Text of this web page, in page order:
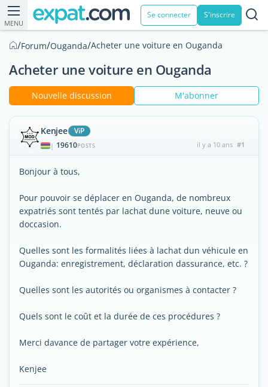
MENU
Se connecter S'inscrire
/Forum/Ouganda/Acheter une voiture en Ouganda
Acheter une voiture en Ouganda
Nouvelle discussion M'abonner
Kenjee ViP
| 19610POSTS il y a 10 ans #1
Bonjour à tous,
Pour pouvoir se déplacer en Ouganda, de nombreux
expatriés sont tentés par lachat dune voiture, neuve ou
doccasion.
Quelles sont les formalités liées à lachat dun véhicule en
Ouganda: enregistrement, déclaration dassurance, etc. ?
Quelles sont les autorités ou organismes à contacter ?
Quels sont le coût et la durée de ces procédures ?
Merci davance de partager votre expérience,
Kenjee